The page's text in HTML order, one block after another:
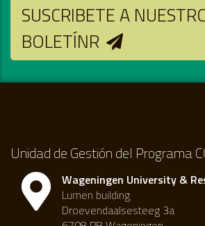
SUSCRIBETE A
BOLETÍNR
Unidad de Gestión del Programa
Wageningen University &
Lumen building
Droevendaalsesteeg 3a